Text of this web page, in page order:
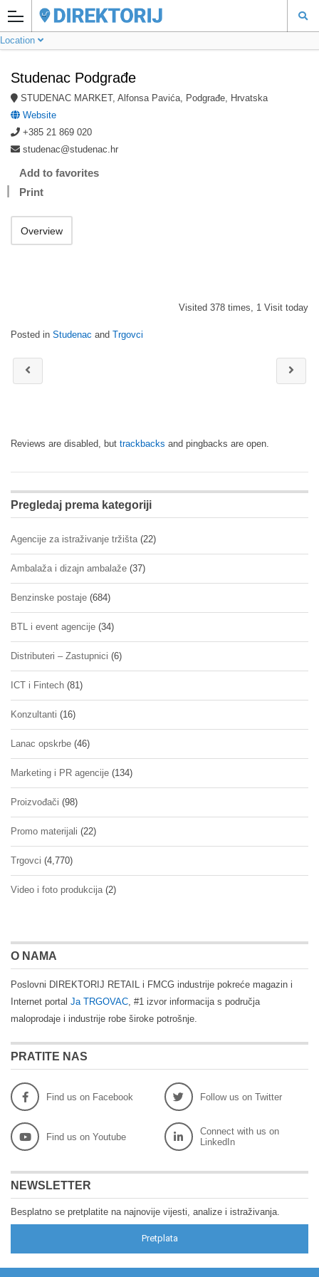
Location
Studenac Podgrađe
STUDENAC MARKET, Alfonsa Pavića, Podgrađe, Hrvatska
Website
+385 21 869 020
studenac@studenac.hr
Add to favorites
Print
Overview
Visited 378 times, 1 Visit today
Posted in Studenac and Trgovci
Reviews are disabled, but trackbacks and pingbacks are open.
Pregledaj prema kategoriji
Agencije za istraživanje tržišta(22)
Ambalaža i dizajn ambalaže (37)
Benzinske postaje (684)
BTL i event agencije (34)
Distributeri – Zastupnici (6)
ICT i Fintech (81)
Konzultanti (16)
Lanac opskrbe (46)
Marketing i PR agencije (134)
Proizvođači (98)
Promo materijali (22)
Trgovci (4,770)
Video i foto produkcija(2)
O NAMA
Poslovni DIREKTORIJ RETAIL i FMCG industrije pokreće magazin i
Internet portal Ja TRGOVAC, #1 izvor informacija s područja
maloprodaje i industrije robe široke potrošnje.
PRATITE NAS
Find us on Facebook Follow us on Twitter
Find us on Youtube
Connect with us on
LinkedIn
NEWSLETTER
Besplatno se pretplatite na najnovije vijesti, analize i istraživanja.
Pretplata